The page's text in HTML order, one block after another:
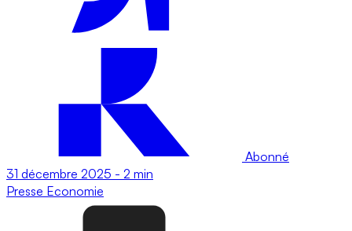
Abonné
31 décembre 2025 - 2 min
Presse Economie